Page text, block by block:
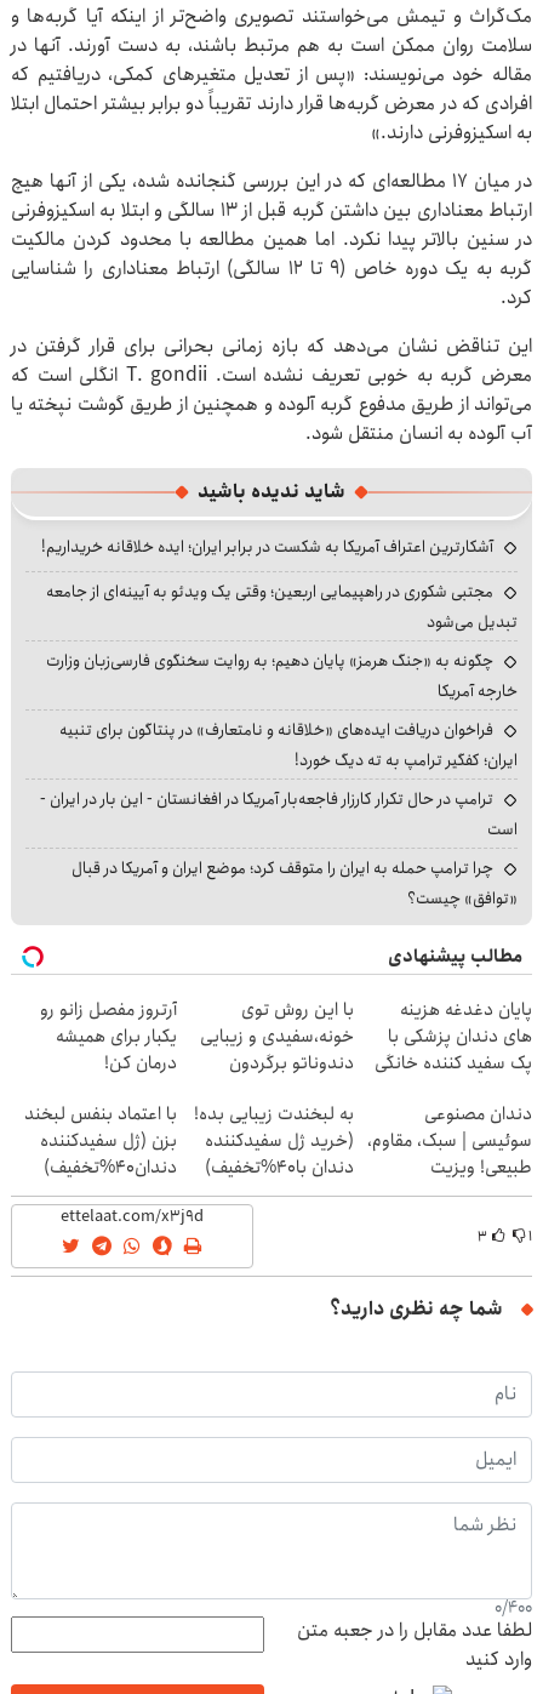
مک‌گراث و تیمش می‌خواستند تصویری واضح‌تر از اینکه آیا گربه‌ها و
سلامت روان ممکن است به هم مرتبط باشند، به دست آورند. آنها در
مقاله خود می‌نویسند: «پس از تعدیل متغیرهای کمکی، دریافتیم که
افرادی که در معرض گربه‌ها قرار دارند تقریباً دو برابر بیشتر احتمال ابتلا
به اسکیزوفرنی دارند.»
در میان ۱۷ مطالعه‌ای که در این بررسی گنجانده شده، یکی از آنها هیچ
ارتباط معناداری بین داشتن گربه قبل از ۱۳ سالگی و ابتلا به اسکیزوفرنی
در سنین بالاتر پیدا نکرد. اما همین مطالعه با محدود کردن مالکیت
گربه به یک دوره خاص (۹ تا ۱۲ سالگی) ارتباط معناداری را شناسایی
کرد.
این تناقض نشان می‌دهد که بازه زمانی بحرانی برای قرار گرفتن در
معرض گربه به خوبی تعریف نشده است. T. gondii انگلی است که
می‌تواند از طریق مدفوع گربه آلوده و همچنین از طریق گوشت نپخته یا
آب آلوده به انسان منتقل شود.
شاید ندیده باشید
آشکارترین اعتراف آمریکا به شکست در برابر ایران؛ ایده خلاقانه خریداریم!
مجتبی شکوری در راهپیمایی اربعین؛ وقتی یک ویدئو به آیینه‌ای از جامعه
تبدیل می‌شود
چگونه به «جنگ هرمز» پایان دهیم؛ به روایت سخنگوی فارسی‌زبان وزارت
خارجه آمریکا
فراخوان دریافت ایده‌های «خلاقانه و نامتعارف» در پنتاگون برای تنبیه
ایران؛ کفگیر ترامپ به ته دیگ خورد!
ترامپ در حال تکرار کارزار فاجعه‌بار آمریکا در افغانستان - این بار در ایران -
است
چرا ترامپ حمله به ایران را متوقف کرد؛ موضع ایران و آمریکا در قبال
«توافق» چیست؟
مطالب پیشنهادی
پایان دغدغه هزینه
های دندان پزشکی با
پک سفید کننده خانگی
با این روش توی
خونه،سفیدی و زیبایی
دندوناتو برگردون
آرتروز مفصل زانو رو
یکبار برای همیشه
درمان کن!
دندان مصنوعی
سوئیسی | سبک، مقاوم،
طبیعی! ویزیت
رایگان+پرداخت
اقساطی😍
به لبخندت زیبایی بده!
(خرید ژل سفیدکننده
دندان با40%تخفیف)
با اعتماد بنفس لبخند
بزن (ژل سفیدکننده
دندان40%تخفیف)
۱ ۳
شما چه نظری دارید؟
0/400
لطفا عدد مقابل را در جعبه متن
وارد کنید